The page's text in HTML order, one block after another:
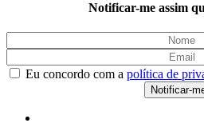
Notificar-me assim
Eu concordo com a política de